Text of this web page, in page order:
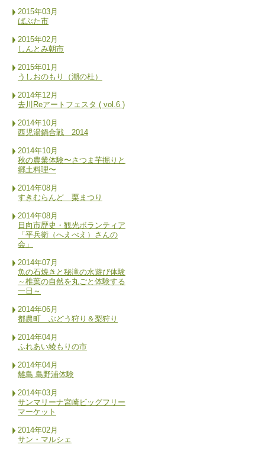
2015年03月
ばぶた市
2015年02月
しんとみ朝市
2015年01月
うしおのもり（潮の杜）
2014年12月
去川Reアートフェスタ ( vol.6 )
2014年10月
西児湯鍋合戦 2014
2014年10月
秋の農業体験〜さつま芋掘りと
郷土料理〜
2014年08月
すきむらんど 栗まつり
2014年08月
日向市歴史・観光ボランティア
「平兵衛（へえべえ）さんの
会」
2014年07月
魚の石焼きと秘滝の水遊び体験
～椎葉の自然を丸ごと体験する
一日～
2014年06月
都農町 ぶどう狩り＆梨狩り
2014年04月
ふれあい綾もりの市
2014年04月
離島 島野浦体験
2014年03月
サンマリーナ宮崎ビッグフリー
マーケット
2014年02月
サン・マルシェ